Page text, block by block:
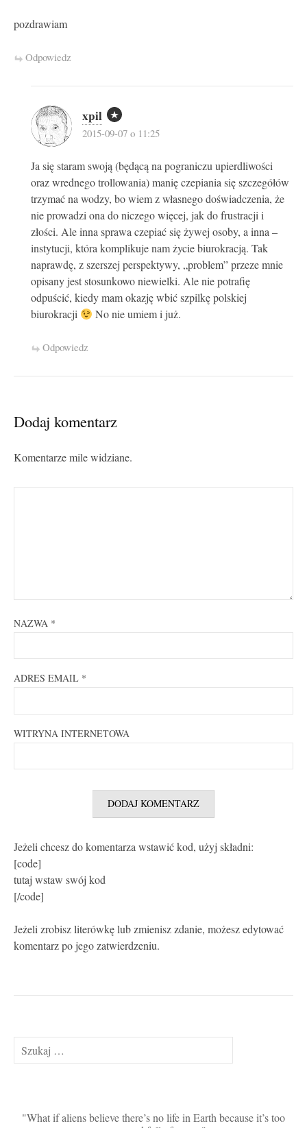
pozdrawiam
Odpowiedz
xpil
2015-09-07 o 11:25
Ja się staram swoją (będącą na pograniczu upierdliwości
oraz wrednego trollowania) manię czepiania się szczegółów
trzymać na wodzy, bo wiem z własnego doświadczenia, że
nie prowadzi ona do niczego więcej, jak do frustracji i
złości. Ale inna sprawa czepiać się żywej osoby, a inna –
instytucji, która komplikuje nam życie biurokracją. Tak
naprawdę, z szerszej perspektywy, „problem” przeze mnie
opisany jest stosunkowo niewielki. Ale nie potrafię
odpuścić, kiedy mam okazję wbić szpilkę polskiej
biurokracji
No nie umiem i już.
Odpowiedz
Dodaj komentarz
Komentarze mile widziane.
NAZWA *
ADRES EMAIL *
WITRYNA INTERNETOWA
Jeżeli chcesz do komentarza wstawić kod, użyj składni:
[code]
tutaj wstaw swój kod
[/code]
Jeżeli zrobisz literówkę lub zmienisz zdanie, możesz edytować
komentarz po jego zatwierdzeniu.
Szukaj:
What if aliens believe there’s no life in Earth because it’s too